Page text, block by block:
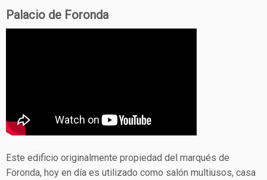
Palacio de Foronda
Este edificio originalmente propiedad del marqués de
Foronda, hoy en día es utilizado como salón multiusos, casa